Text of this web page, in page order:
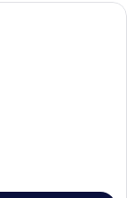
mit Etagenbetten,